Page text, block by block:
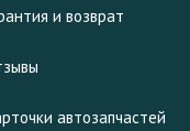
и возврат
автозапчастей